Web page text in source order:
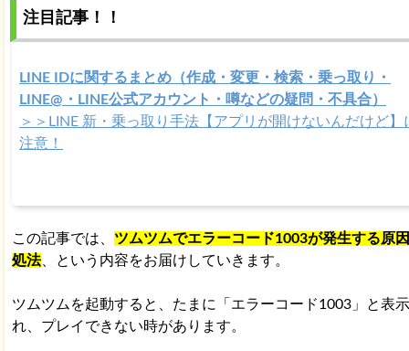
注目記事！！
LINE IDに関するまとめ（作成・変更・検索・乗っ取り・
LINE@・LINE公式アカウント・噂などの疑問・不具合）
＞＞LINE 新・乗っ取り手法【アプリが開けないんだけど】
注意！
この記事では、 ツムツムでエラーコード1003が発生する原
処法、という内容をお届けしていきます。
ツムツムを起動すると、たまに「エラーコード1003」と表
れ、プレイできない時があります。